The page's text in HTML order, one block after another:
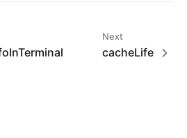
Next
cacheLife